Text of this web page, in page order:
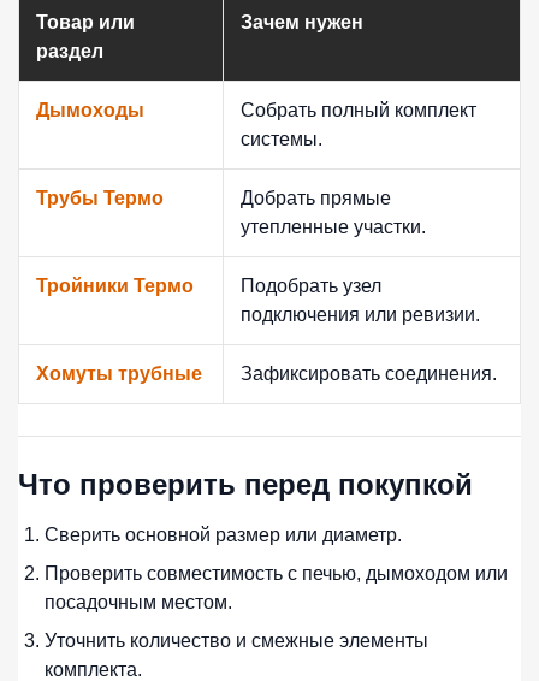
Товар или
раздел
Зачем нужен
Дымоходы
Собрать полный комплект
системы.
Трубы Термо
Добрать прямые
утепленные участки.
Тройники Термо
Подобрать узел
подключения или ревизии.
Хомуты трубные Зафиксировать соединения.
Что проверить перед покупкой
Сверить основной размер или диаметр.
Проверить совместимость с печью, дымоходом или
посадочным местом.
Уточнить количество и смежные элементы
комплекта.